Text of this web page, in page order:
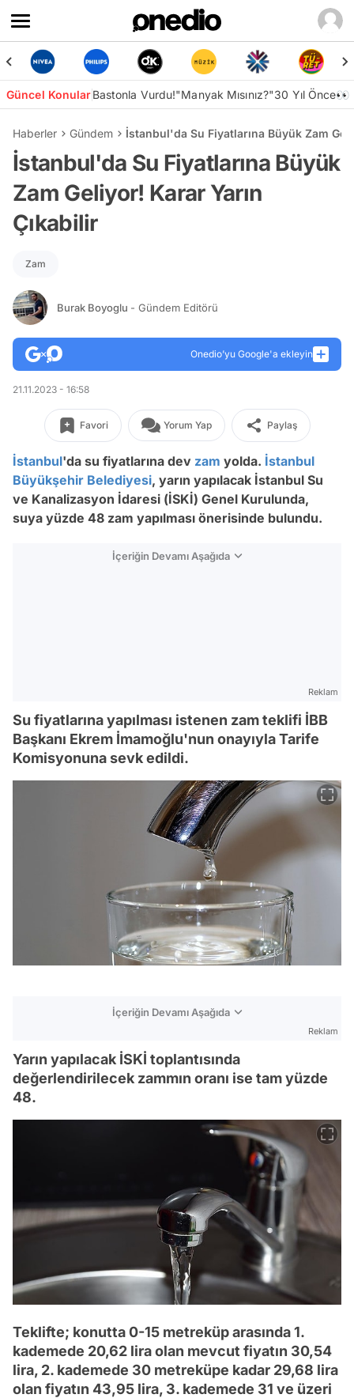
Güncel KonularBastonla Vurdu!"Manyak Mısınız?"30 Yıl Önce👀
Haberler Gündem İstanbul'da Su Fiyatlarına Büyük Zam
İstanbul'da Su Fiyatlarına Büyük
Zam Geliyor! Karar Yarın
Çıkabilir
Zam
Burak Boyoglu - Gündem Editörü
Onedio’yu Google'a ekleyin
21.11.2023 - 16:58
Favori Yorum Yap Paylaş
İstanbul'da su fiyatlarına dev zam yolda. İstanbul
Büyükşehir Belediyesi, yarın yapılacak İstanbul Su
ve Kanalizasyon İdaresi (İSKİ) Genel Kurulunda,
suya yüzde 48 zam yapılması önerisinde bulundu.
İçeriğin Devamı Aşağıda
Reklam
Su fiyatlarına yapılması istenen zam teklifi İBB
Başkanı Ekrem İmamoğlu'nun onayıyla Tarife
Komisyonuna sevk edildi.
İçeriğin Devamı Aşağıda
Reklam
Yarın yapılacak İSKİ toplantısında
değerlendirilecek zammın oranı ise tam yüzde
48.
Teklifte; konutta 0-15 metreküp arasında 1.
kademede 20,62 lira olan mevcut fiyatın 30,54
lira, 2. kademede 30 metreküpe kadar 29,68 lira
olan fiyatın 43,95 lira, 3. kademede 31 ve üzeri